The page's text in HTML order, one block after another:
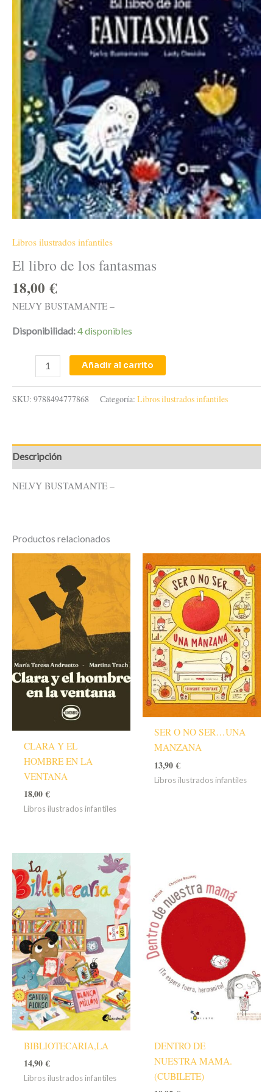
Libros ilustrados infantiles
El libro de los fantasmas
18,00€
NELVY BUSTAMANTE –
Disponibilidad:4 disponibles
Añadir al carrito
SKU: 9788494777868 Categoría: Libros ilustrados infantiles
Descripción
NELVY BUSTAMANTE –
Productos relacionados
CLARA Y EL
HOMBRE EN LA
VENTANA
18,00€
Libros ilustrados infantiles
SER O NO SER…UNA
MANZANA
13,90€
Libros ilustrados infantiles
BIBLIOTECARIA,LA
14,90€
Libros ilustrados infantiles
DENTRO DE
NUESTRA MAMA.
(CUBILETE)